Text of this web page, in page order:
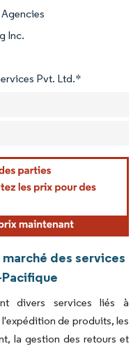
Inc.
Pvt. Ltd.*
des services
divers services liés à
de produits, les
la gestion des retours et